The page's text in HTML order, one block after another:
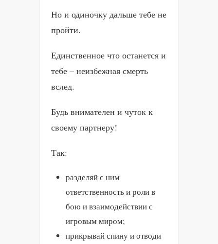
Но и одиночку дальше тебе не
пройти.
Единственное что останется и
тебе – неизбежная смерть
вслед.
Будь внимателен и чуток к
своему партнеру!
Так:
разделяй с ним
ответственность и роли в
бою и взаимодействии с
игровым миром;
прикрывай спину и отводи